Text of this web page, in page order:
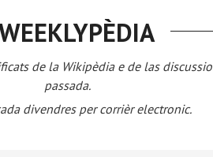
de la Wikipèdia e de las
passada.
divendres per corrièr electronic.